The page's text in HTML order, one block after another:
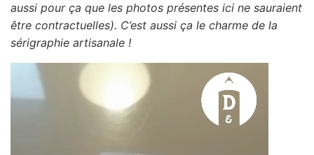
aussi pour ça que les photos présentes ici ne sauraient
être contractuelles). C’est aussi ça le charme de la
sérigraphie artisanale !
Lecteur